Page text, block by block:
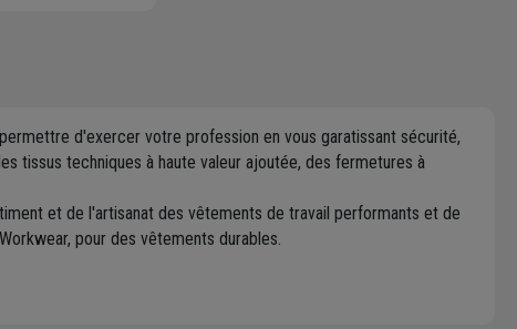
d'exercer votre profession en vous garatissant sécurité,
tissus techniques à haute valeur ajoutée, des fermetures à
et de l'artisanat des vêtements de travail performants et de
pour des vêtements durables.